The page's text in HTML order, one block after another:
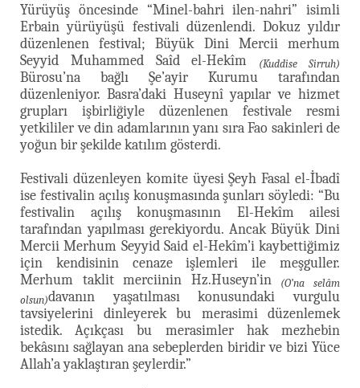
Yürüyüş öncesinde “Minel-bahri ilen-nahri” isimli
Erbain yürüyüşü festivali düzenlendi. Dokuz yıldır
düzenlenen festival; Büyük Dini Mercii merhum
Seyyid Muhammed Saîd el-Hekîm
(Kuddise Sirruh)
Bürosu’na bağlı Şe’ayir Kurumu tarafından
düzenleniyor. Basra’daki Huseynî yapılar ve hizmet
grupları işbirliğiyle düzenlenen festivale resmi
yetkililer ve din adamlarının yanı sıra Fao sakinleri de
yoğun bir şekilde katılım gösterdi.
Festivali düzenleyen komite üyesi Şeyh Fasal el-İbadî
ise festivalin açılış konuşmasında şunları söyledi: “Bu
festivalin açılış konuşmasının El-Hekîm ailesi
tarafından yapılması gerekiyordu. Ancak Büyük Dini
Mercii Merhum Seyyid Said el-Hekîm’i kaybettiğimiz
için kendisinin cenaze işlemleri ile meşguller.
Merhum taklit merciinin Hz.Huseyn’in
(O’na selâm
olsun)davanın yaşatılması konusundaki vurgulu
tavsiyelerini dinleyerek bu merasimi düzenlemek
istedik. Açıkçası bu merasimler hak mezhebin
bekâsını sağlayan ana sebeplerden biridir ve bizi Yüce
Allah’a yaklaştıran şeylerdir.”